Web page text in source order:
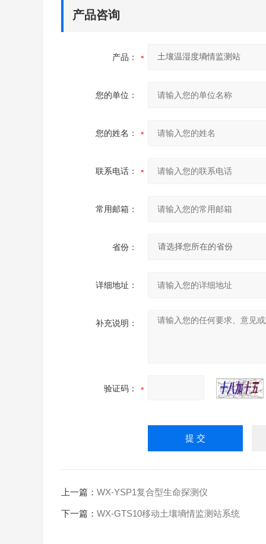
产品咨询
产品：
您的单位：
您的姓名：
联系电话：
常用邮箱：
省份：
详细地址：
补充说明：
验证码：
上一篇： WX-YSP1复合型生命探测仪
下一篇： WX-GTS10移动土壤墒情监测站系统